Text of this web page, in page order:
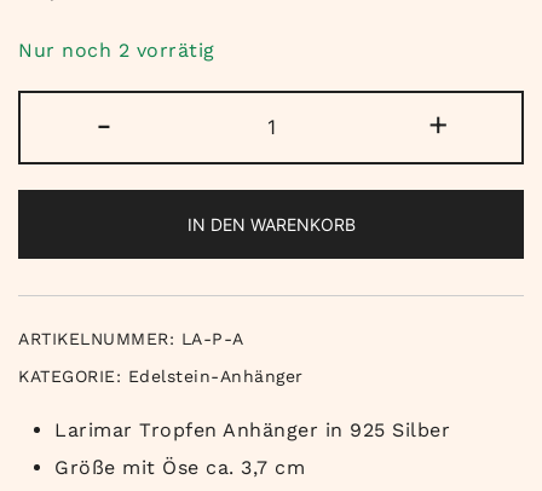
Nur noch 2 vorrätig
-
Anhänger
Tropfen
+
IN DEN WARENKORB
ARTIKELNUMMER: LA-P-A
KATEGORIE: Edelstein-Anhänger
Larimar Tropfen Anhänger in 925 Silber
Größe mit Öse ca. 3,7 cm